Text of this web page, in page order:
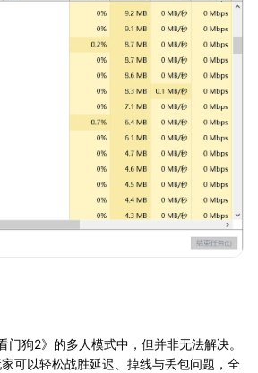
门狗2》的多人模式中，但并非无法解决。
家可以轻松战胜延迟、掉线与丢包问题，全